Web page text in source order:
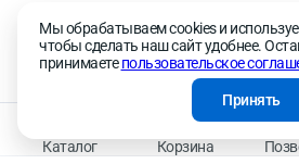
Каталог Корзина
Продолжая работу с сайтом, вы даете согласие на
на обработку персональных данных в целях
ретаргетинга, статистических исследований,
релевантной рекламной информации на основе
На информационном ресурсе применяются
Правила применения рекомендательных технологий
Мы обрабатываем cookies и
чтобы сделать наш сайт удобнее.
принимаетепользовательское
Принять